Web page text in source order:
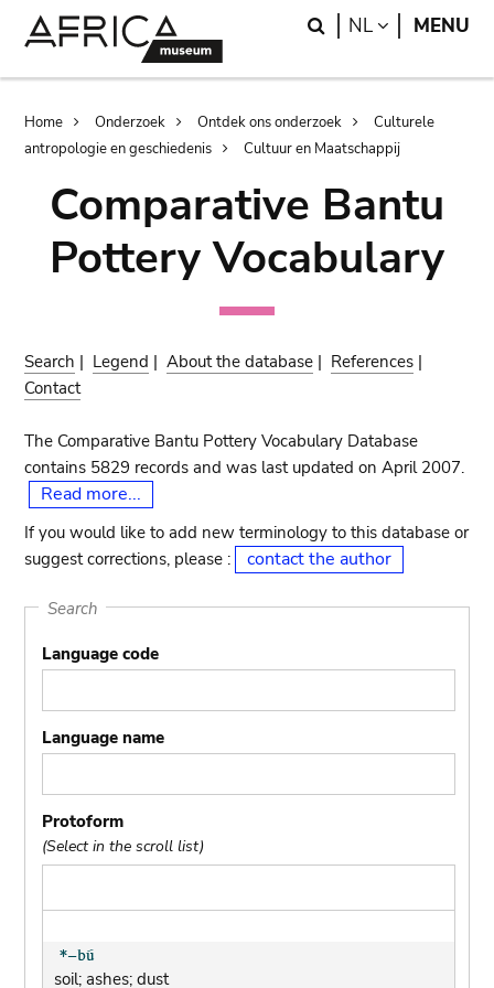
Search
NL LANGUAGE
MENU
Breadcrumb
Home Onderzoek Ontdek ons onderzoek
Culturele
antropologie en geschiedenis
Cultuur en Maatschappij
Comparative Bantu
Pottery Vocabulary
Search | Legend |About the database | References |
Contact
The Comparative Bantu Pottery Vocabulary Database
contains 5829 records and was last updated on April 2007.
Read more...
If you would like to add new terminology to this database or
suggest corrections, please :
contact the author
Search
Language code
Language name
Protoform
(Select in the scroll list)
soil; ashes; dust